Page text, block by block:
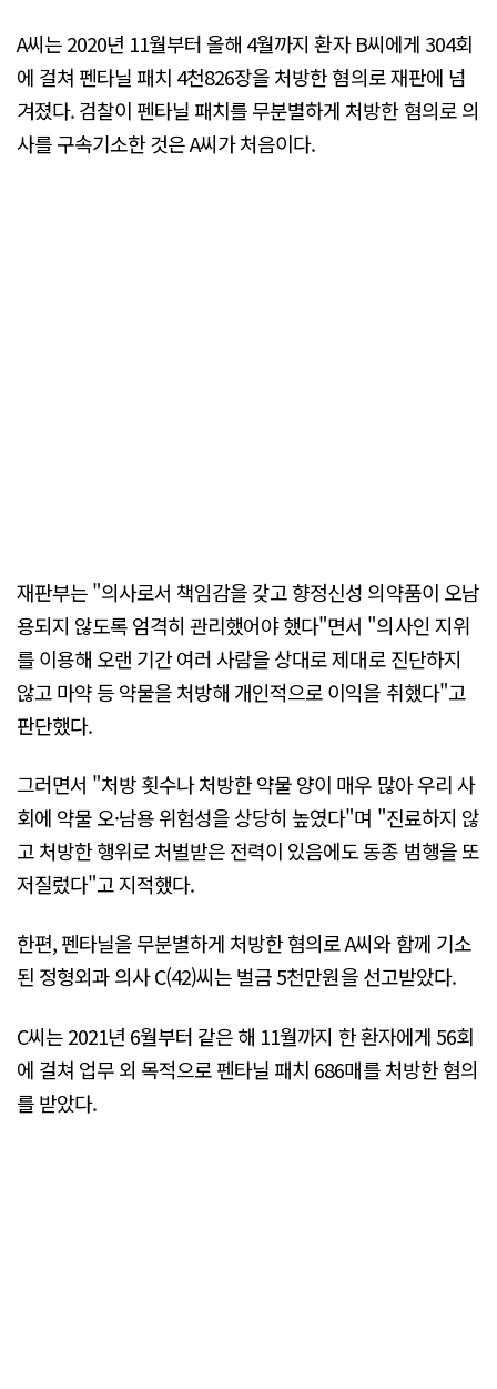
A씨는 2020년 11월부터 올해 4월까지 환자 B씨에게 304회
에 걸쳐 펜타닐 패치 4천826장을 처방한 혐의로 재판에 넘
겨졌다. 검찰이 펜타닐 패치를 무분별하게 처방한 혐의로 의
사를 구속기소한 것은 A씨가 처음이다.
재판부는 "의사로서 책임감을 갖고 향정신성 의약품이 오남
용되지 않도록 엄격히 관리했어야 했다"면서 "의사인 지위
를 이용해 오랜 기간 여러 사람을 상대로 제대로 진단하지
않고 마약 등 약물을 처방해 개인적으로 이익을 취했다"고
판단했다.
그러면서 "처방 횟수나 처방한 약물 양이 매우 많아 우리 사
회에 약물 오·남용 위험성을 상당히 높였다"며 "진료하지 않
고 처방한 행위로 처벌받은 전력이 있음에도 동종 범행을 또
저질렀다"고 지적했다.
한편, 펜타닐을 무분별하게 처방한 혐의로 A씨와 함께 기소
된 정형외과 의사 C(42)씨는 벌금 5천만원을 선고받았다.
C씨는 2021년 6월부터 같은 해 11월까지 한 환자에게 56회
에 걸쳐 업무 외 목적으로 펜타닐 패치 686매를 처방한 혐의
를 받았다.